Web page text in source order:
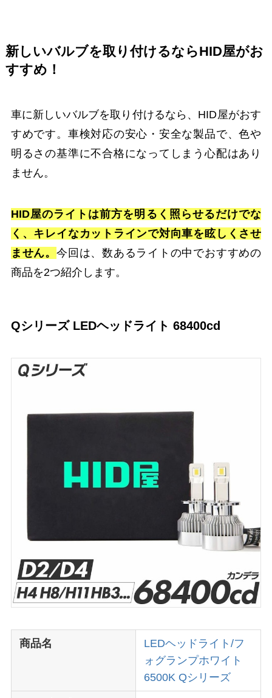
新しいバルブを取り付けるならHID屋がお
すすめ！
車に新しいバルブを取り付けるなら、HID屋がおす
すめです。車検対応の安心・安全な製品で、色や
明るさの基準に不合格になってしまう心配はあり
ません。
HID屋のライトは前方を明るく照らせるだけでな
く、キレイなカットラインで対向車を眩しくさせ
ません。 今回は、数あるライトの中でおすすめの
商品を2つ紹介します。
Qシリーズ LEDヘッドライト 68400cd
商品名
LEDヘッドライト/フ
ォグランプホワイト
6500K Qシリーズ